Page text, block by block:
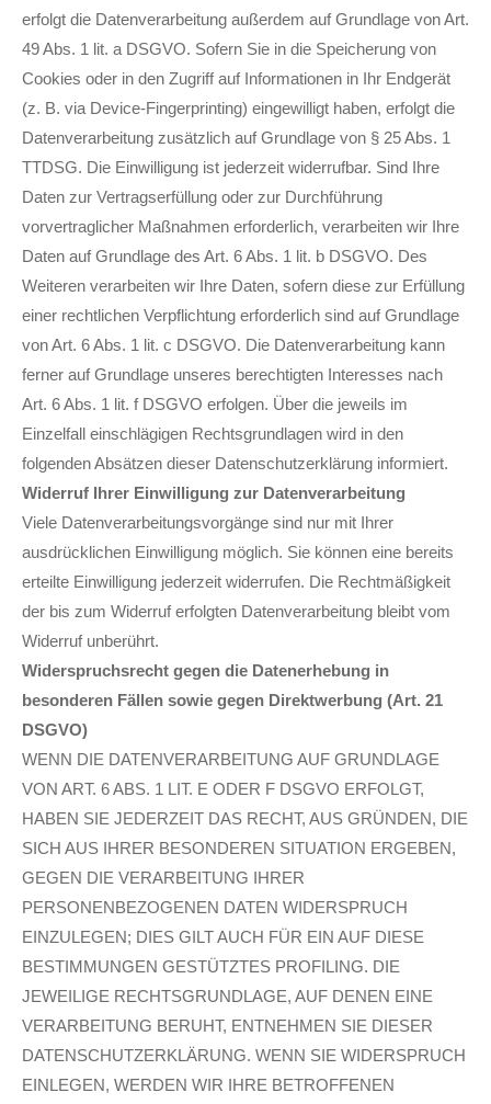
erfolgt die Datenverarbeitung außerdem auf Grundlage von Art.
49 Abs. 1 lit. a DSGVO. Sofern Sie in die Speicherung von
Cookies oder in den Zugriff auf Informationen in Ihr Endgerät
(z. B. via Device-Fingerprinting) eingewilligt haben, erfolgt die
Datenverarbeitung zusätzlich auf Grundlage von § 25 Abs. 1
TTDSG. Die Einwilligung ist jederzeit widerrufbar. Sind Ihre
Daten zur Vertragserfüllung oder zur Durchführung
vorvertraglicher Maßnahmen erforderlich, verarbeiten wir Ihre
Daten auf Grundlage des Art. 6 Abs. 1 lit. b DSGVO. Des
Weiteren verarbeiten wir Ihre Daten, sofern diese zur Erfüllung
einer rechtlichen Verpflichtung erforderlich sind auf Grundlage
von Art. 6 Abs. 1 lit. c DSGVO. Die Datenverarbeitung kann
ferner auf Grundlage unseres berechtigten Interesses nach
Art. 6 Abs. 1 lit. f DSGVO erfolgen. Über die jeweils im
Einzelfall einschlägigen Rechtsgrundlagen wird in den
folgenden Absätzen dieser Datenschutzerklärung informiert.
Widerruf Ihrer Einwilligung zur Datenverarbeitung
Viele Datenverarbeitungsvorgänge sind nur mit Ihrer
ausdrücklichen Einwilligung möglich. Sie können eine bereits
erteilte Einwilligung jederzeit widerrufen. Die Rechtmäßigkeit
der bis zum Widerruf erfolgten Datenverarbeitung bleibt vom
Widerruf unberührt.
Widerspruchsrecht gegen die Datenerhebung in
besonderen Fällen sowie gegen Direktwerbung (Art. 21
DSGVO)
WENN DIE DATENVERARBEITUNG AUF GRUNDLAGE
VON ART. 6 ABS. 1 LIT. E ODER F DSGVO ERFOLGT,
HABEN SIE JEDERZEIT DAS RECHT, AUS GRÜNDEN, DIE
SICH AUS IHRER BESONDEREN SITUATION ERGEBEN,
GEGEN DIE VERARBEITUNG IHRER
PERSONENBEZOGENEN DATEN WIDERSPRUCH
EINZULEGEN; DIES GILT AUCH FÜR EIN AUF DIESE
BESTIMMUNGEN GESTÜTZTES PROFILING. DIE
JEWEILIGE RECHTSGRUNDLAGE, AUF DENEN EINE
VERARBEITUNG BERUHT, ENTNEHMEN SIE DIESER
DATENSCHUTZERKLÄRUNG. WENN SIE WIDERSPRUCH
EINLEGEN, WERDEN WIR IHRE BETROFFENEN